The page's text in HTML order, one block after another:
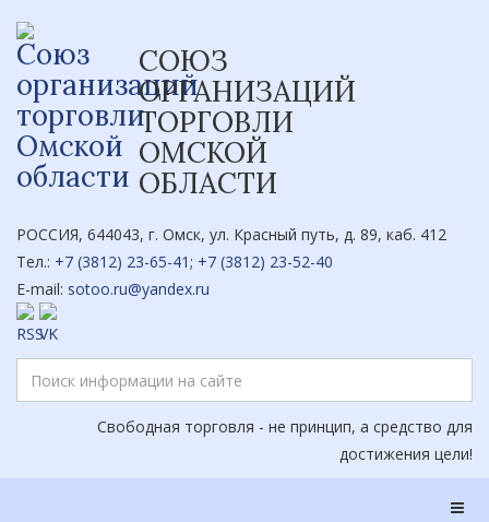
СОЮЗ
ОРГАНИЗАЦИЙ
ТОРГОВЛИ
ОМСКОЙ
ОБЛАСТИ
РОССИЯ, 644043, г. Омск, ул. Красный путь, д. 89, каб. 412
Тел.: +7 (3812) 23-65-41; +7 (3812) 23-52-40
E-mail: sotoo.ru@yandex.ru
Свободная торговля - не принцип, а средство для
достижения цели!